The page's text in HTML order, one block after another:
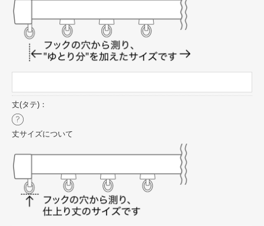
丈(タテ)：
丈サイズについて